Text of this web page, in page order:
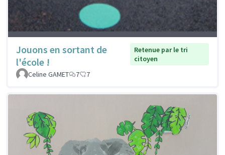
Jouons en sortant de
l'école !
Retenue par le tri
citoyen
Celine GAMET
7 7